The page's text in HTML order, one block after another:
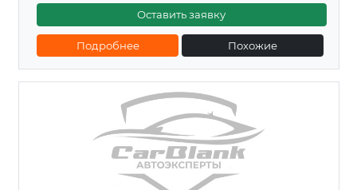
Оставить заявку
Подробнее Похожие